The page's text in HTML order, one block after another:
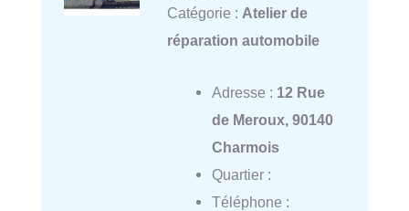
Catégorie : Atelier de
réparation automobile
Adresse : 12 Rue
de Meroux, 90140
Charmois
Quartier :
Téléphone :